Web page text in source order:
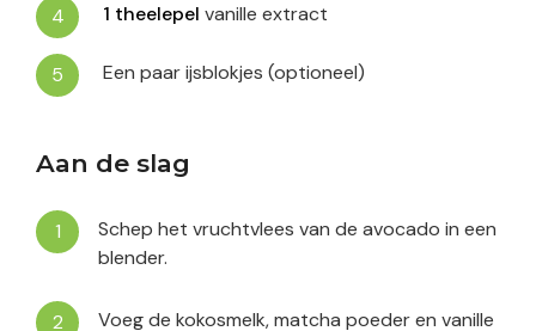
1 theelepel vanille extract
Een paar ijsblokjes (optioneel)
Aan de slag
Schep het vruchtvlees van de avocado in een
blender.
Voeg de kokosmelk, matcha poeder en vanille